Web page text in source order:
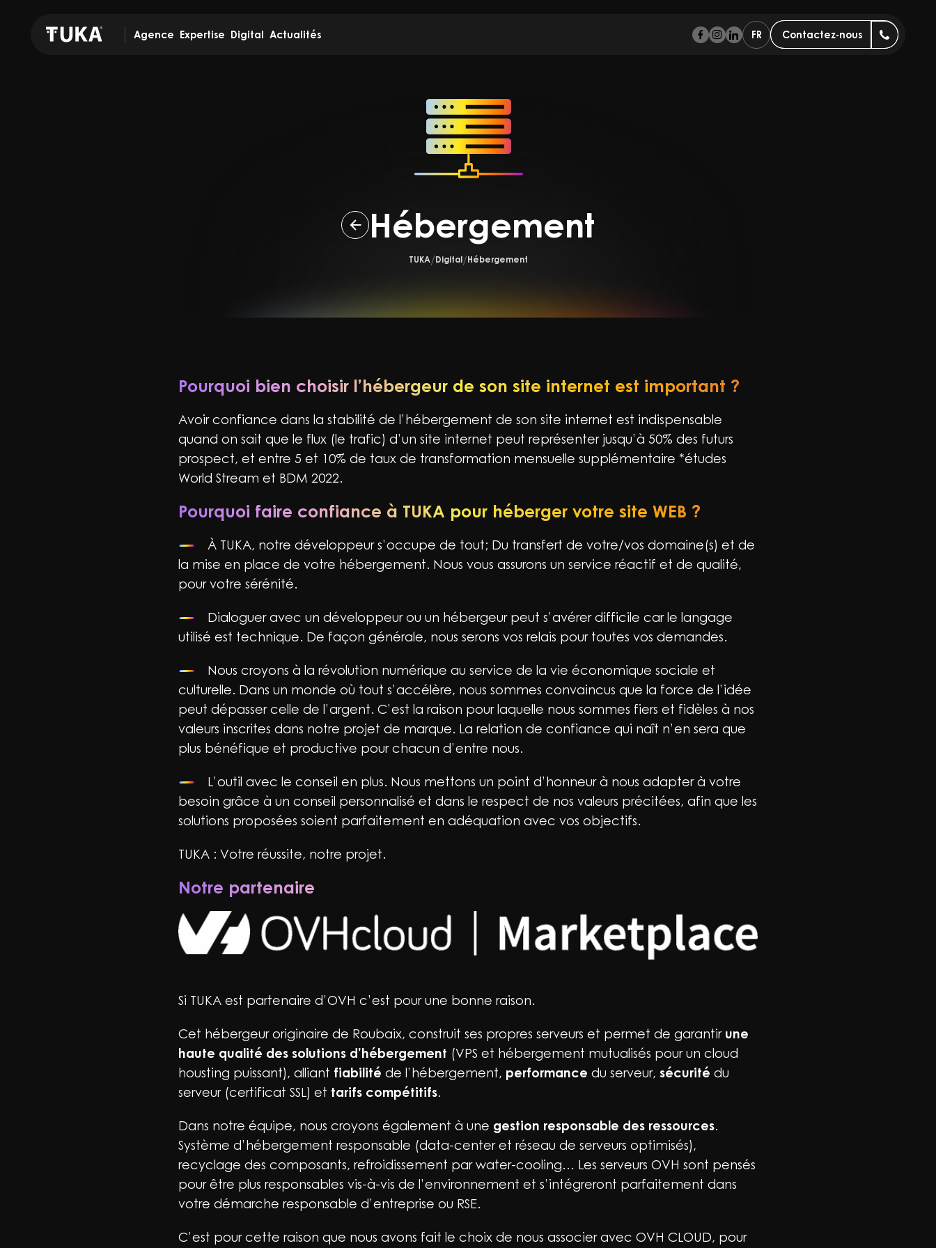
Agence Expertise Digital Actualités FR Contactez-nous
Hébergement
TUKA Digital Hébergement
Pourquoi bien choisir l’hébergeur de son site internet est important ?
Avoir confiance dans la stabilité de l’hébergement de son site internet est indispensable
quand on sait que le flux (le trafic) d’un site internet peut représenter jusqu’à 50% des futurs
prospect, et entre 5 et 10% de taux de transformation mensuelle supplémentaire *études
World Stream et BDM 2022.
Pourquoi faire confiance à TUKA pour héberger votre site WEB ?
À TUKA, notre développeur s’occupe de tout; Du transfert de votre/vos domaine(s) et de
la mise en place de votre hébergement. Nous vous assurons un service réactif et de qualité,
pour votre sérénité.
Dialoguer avec un développeur ou un hébergeur peut s’avérer difficile car le langage
utilisé est technique. De façon générale, nous serons vos relais pour toutes vos demandes.
Nous croyons à la révolution numérique au service de la vie économique sociale et
culturelle. Dans un monde où tout s’accélère, nous sommes convaincus que la force de l’idée
peut dépasser celle de l’argent. C’est la raison pour laquelle nous sommes fiers et fidèles à nos
valeurs inscrites dans notre projet de marque. La relation de confiance qui naît n’en sera que
plus bénéfique et productive pour chacun d’entre nous.
L’outil avec le conseil en plus. Nous mettons un point d’honneur à nous adapter à votre
besoin grâce à un conseil personnalisé et dans le respect de nos valeurs précitées, afin que les
solutions proposées soient parfaitement en adéquation avec vos objectifs.
TUKA : Votre réussite, notre projet.
Notre partenaire
Si TUKA est partenaire d’OVH c’est pour une bonne raison.
Cet hébergeur originaire de Roubaix, construit ses propres serveurs et permet de garantir une
haute qualité des solutions d’hébergement (VPS et hébergement mutualisés pour un cloud
housting puissant), alliant fiabilité de l’hébergement, performance du serveur, sécurité du
serveur (certificat SSL) et tarifs compétitifs.
Dans notre équipe, nous croyons également à une gestion responsable des ressources.
Système d’hébergement responsable (data-center et réseau de serveurs optimisés),
recyclage des composants, refroidissement par water-cooling… Les serveurs OVH sont pensés
pour être plus responsables vis-à-vis de l’environnement et s’intégreront parfaitement dans
votre démarche responsable d’entreprise ou RSE.
C’est pour cette raison que nous avons fait le choix de nous associer avec OVH CLOUD, pour